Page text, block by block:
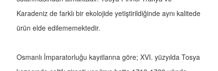
Karadeniz de farklı bir ekolojide yetiştirildiğinde aynı kalitede
ürün elde edilememektedir.
Osmanlı İmparatorluğu kayıtlarına göre; XVI. yüzyılda Tosya